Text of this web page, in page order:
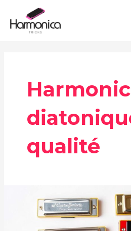
contenu
qualité
meilleures